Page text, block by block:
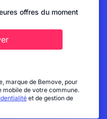
offres du moment
marque de Bemove, pour
mobile de votre commune.
et de gestion de